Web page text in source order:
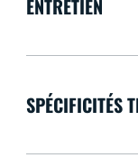
ENTRETIEN
SPÉCIFICITÉS